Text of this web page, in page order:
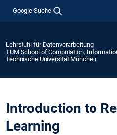
Google Suche
Lehrstuhl für Datenverarbeitung
TUM School of Computation,
Technische Universität München
Introduction to
Learning